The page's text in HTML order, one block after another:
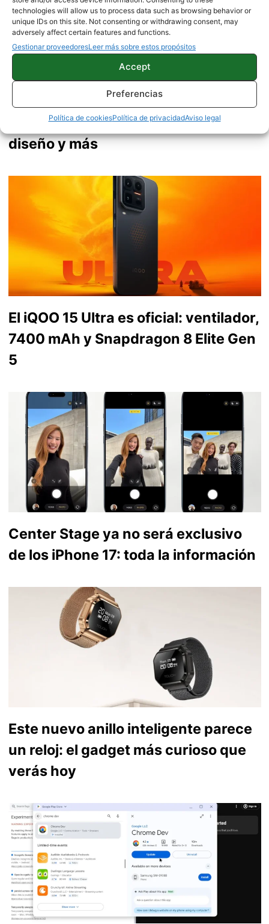
technologies will allow us to process data such as browsing behavior or
unique IDs on this site. Not consenting or withdrawing consent, may
adversely affect certain features and functions.
Gestionar proveedoresLeer más sobre estos propósitos
Accept
Preferencias
Política de cookiesPolítica de privacidadAviso legal
Así es la esperada actualización de
Spotify: traducción de letras, nuevo
diseño y más
El iQOO 15 Ultra es oficial: ventilador,
7400 mAh y Snapdragon 8 Elite Gen
5
Center Stage ya no será exclusivo
de los iPhone 17: toda la información
Este nuevo anillo inteligente parece
un reloj: el gadget más curioso que
verás hoy